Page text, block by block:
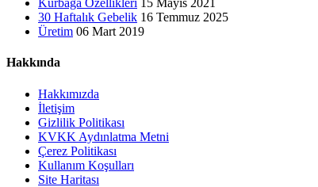
Kurbağa Özellikleri 15 Mayıs 2021
30 Haftalık Gebelik 16 Temmuz 2025
Üretim 06 Mart 2019
Hakkında
Hakkımızda
İletişim
Gizlilik Politikası
KVKK Aydınlatma Metni
Çerez Politikası
Kullanım Koşulları
Site Haritası